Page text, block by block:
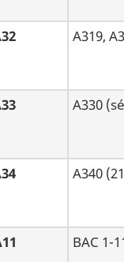
A319,
A330
A340
BAC 1-